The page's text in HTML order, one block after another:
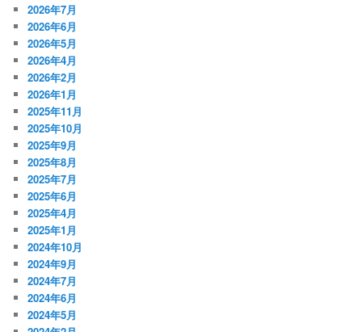
2026年7月
2026年6月
2026年5月
2026年4月
2026年2月
2026年1月
2025年11月
2025年10月
2025年9月
2025年8月
2025年7月
2025年6月
2025年4月
2025年1月
2024年10月
2024年9月
2024年7月
2024年6月
2024年5月